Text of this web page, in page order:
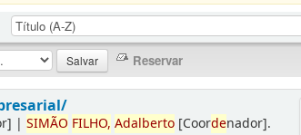
|SIMÃO FILHO, Adalberto [Coordenador].